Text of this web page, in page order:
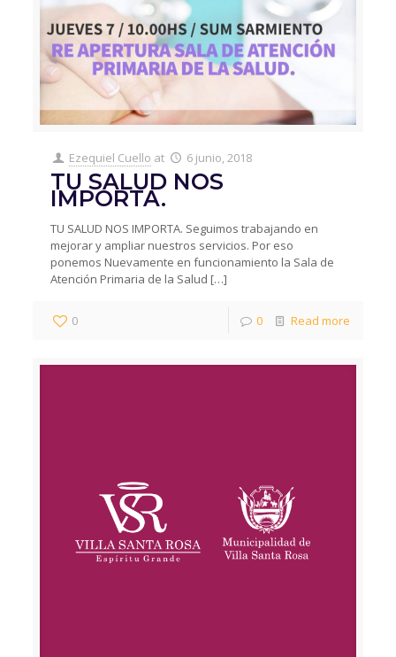
Ezequiel Cuello at 6 junio, 2018
TU SALUD NOS
IMPORTA.
TU SALUD NOS IMPORTA. Seguimos trabajando en
mejorar y ampliar nuestros servicios. Por eso
ponemos Nuevamente en funcionamiento la Sala de
Atención Primaria de la Salud […]
0 0 Read more